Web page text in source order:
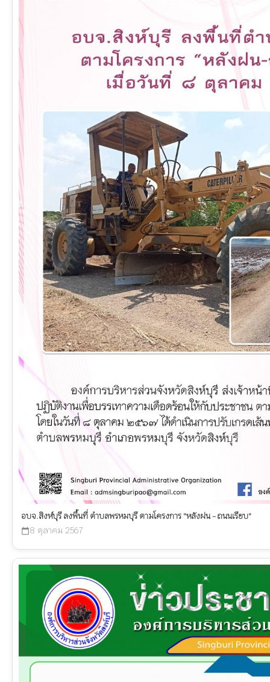
อบจ.สิงห์บุรี ลงพื้นที่ ตำบลพรหมบุรี ตามโครงการ "หลังฝน - ถนนเรียบ"
calendar_today8 ตุลาคม 2567